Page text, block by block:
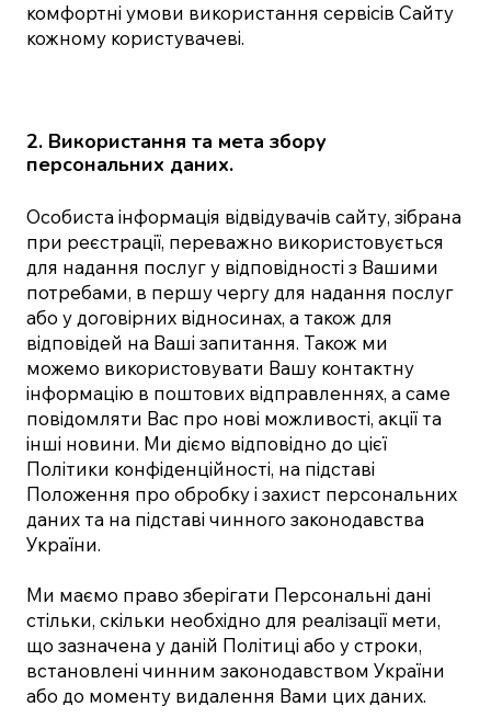
комфортні умови використання сервісів Сайту
кожному користувачеві.
2. Використання та мета збору
персональних даних.
Особиста інформація відвідувачів сайту, зібрана
при реєстрації, переважно використовується
для надання послуг у відповідності з Вашими
потребами, в першу чергу для надання послуг
або у договірних відносинах, а також для
відповідей на Ваші запитання. Також ми
можемо використовувати Вашу контактну
інформацію в поштових відправленнях, а саме
повідомляти Вас про нові можливості, акції та
інші новини. Ми діємо відповідно до цієї
Політики конфіденційності, на підставі
Положення про обробку і захист персональних
даних та на підставі чинного законодавства
України.
Ми маємо право зберігати Персональні дані
стільки, скільки необхідно для реалізації мети,
що зазначена у даній Політиці або у строки,
встановлені чинним законодавством України
або до моменту видалення Вами цих даних.